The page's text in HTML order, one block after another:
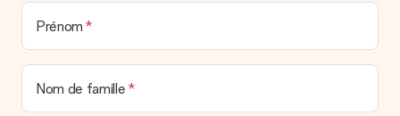
Prénom
Nom de famille